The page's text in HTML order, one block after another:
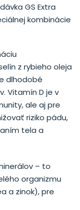
GS Extra
kombinácie
z rybieho oleja
dlhodobé
Vitamín D je v
ale aj pre
riziko pádu,
tela a
– to
organizmu
a zinok), pre